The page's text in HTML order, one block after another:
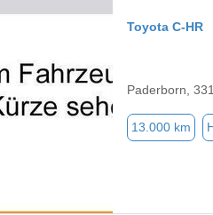
Toyota C-HR
Paderborn,
13.000 km